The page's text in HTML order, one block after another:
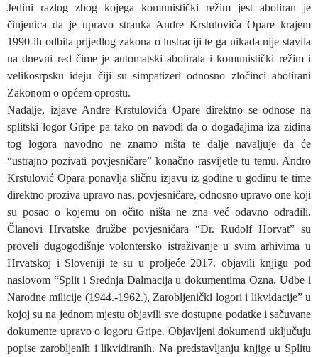
Jedini razlog zbog kojega komunistički režim jest aboliran je
činjenica da je upravo stranka Andre Krstulovića Opare krajem
1990-ih odbila prijedlog zakona o lustraciji te ga nikada nije stavila
na dnevni red čime je automatski abolirala i komunistički režim i
velikosrpsku ideju čiji su simpatizeri odnosno zločinci abolirani
Zakonom o općem oprostu.
Nadalje, izjave Andre Krstulovića Opare direktno se odnose na
splitski logor Gripe pa tako on navodi da o događajima iza zidina
tog logora navodno ne znamo ništa te dalje navaljuje da će
“ustrajno pozivati povjesničare” konačno rasvijetle tu temu. Andro
Krstulović Opara ponavlja sličnu izjavu iz godine u godinu te time
direktno proziva upravo nas, povjesničare, odnosno upravo one koji
su posao o kojemu on očito ništa ne zna već odavno odradili.
Članovi Hrvatske družbe povjesničara “Dr. Rudolf Horvat” su
proveli dugogodišnje volontersko istraživanje u svim arhivima u
Hrvatskoj i Sloveniji te su u proljeće 2017. objavili knjigu pod
naslovom “Split i Srednja Dalmacija u dokumentima Ozna, Udbe i
Narodne milicije (1944.-1962.), Zarobljenički logori i likvidacije” u
kojoj su na jednom mjestu objavili sve dostupne podatke i sačuvane
dokumente upravo o logoru Gripe. Objavljeni dokumenti uključuju
popise zarobljenih i likvidiranih. Na predstavljanju knjige u Splitu